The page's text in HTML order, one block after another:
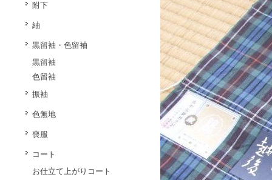
附下
紬
黒留袖・色留袖
黒留袖
色留袖
振袖
色無地
喪服
コート
お仕立て上がりコート